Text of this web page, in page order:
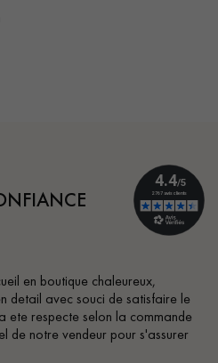
en boutique chaleureux,
detail avec souci de satisfaire le
ete respecte selon la commande
de notre vendeur pour s'assurer